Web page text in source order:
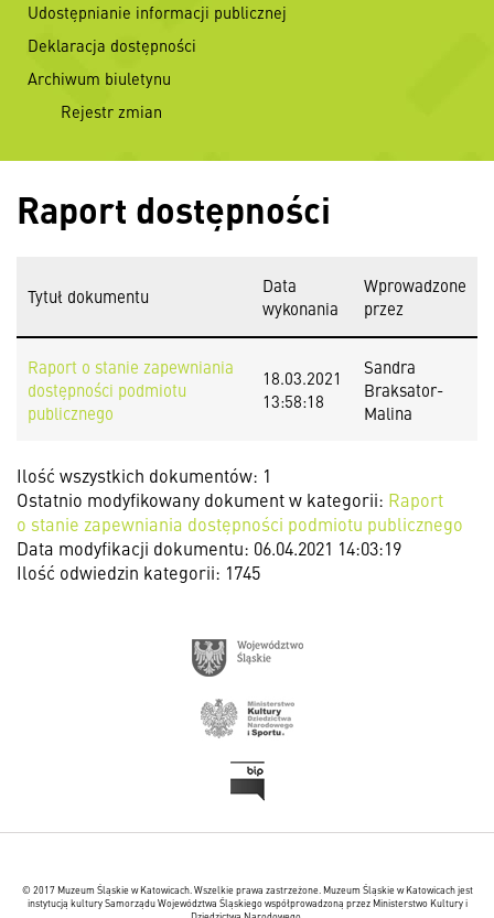
Udostępnianie informacji publicznej
Deklaracja dostępności
Archiwum biuletynu
Rejestr zmian
Raport dostępności
Tytuł dokumentu
Data
wykonania
Wprowadzone
przez
Raport o stanie zapewniania
dostępności podmiotu
publicznego
18.03.2021
13:58:18
Sandra
Braksator-
Malina
Ilość wszystkich dokumentów: 1
Ostatnio modyfikowany dokument w kategorii: Raport
o stanie zapewniania dostępności podmiotu publicznego
Data modyfikacji dokumentu: 06.04.2021 14:03:19
Ilość odwiedzin kategorii: 1745
© 2017 Muzeum Śląskie w Katowicach. Wszelkie prawa zastrzeżone. Muzeum Śląskie w Katowicach jest
instytucją kultury Samorządu Województwa Śląskiego współprowadzoną przez Ministerstwo Kultury i